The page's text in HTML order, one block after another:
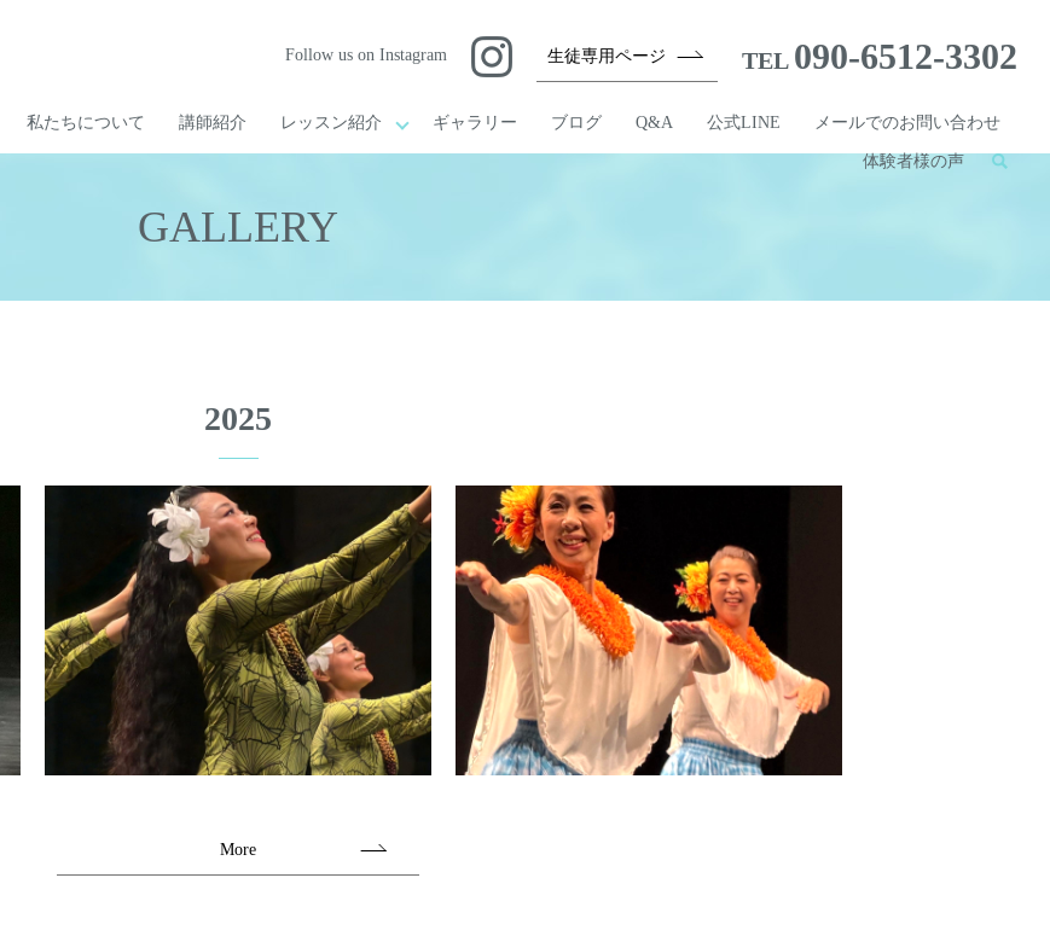
私たちについて 講師紹介 レッスン紹介 ギャラリー ブログ Q&A 公式LINE メールでのお問い合わせ
体験者様の声
Follow us on Instagram 生徒専用ページ TEL 090-6512-3302
GALLERY
2025
More